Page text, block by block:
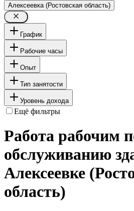
Алексеевка (Ростовская область)
График
Рабочие часы
Опыт
Тип занятости
Уровень дохода
Ещё фильтры
Работа рабочим
обслуживанию
Алексеевке
область)